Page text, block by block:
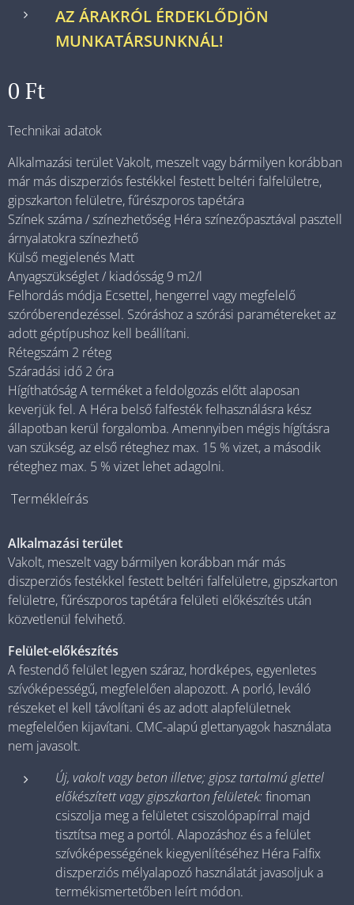
AZ ÁRAKRÓL ÉRDEKLŐDJÖN
MUNKATÁRSUNKNÁL!
0 Ft
Technikai adatok
Alkalmazási terület Vakolt, meszelt vagy bármilyen korábban
már más diszperziós festékkel festett beltéri falfelületre,
gipszkarton felületre, fűrészporos tapétára
Színek száma / színezhetőség Héra színezőpasztával pasztell
árnyalatokra színezhető
Külső megjelenés Matt
Anyagszükséglet / kiadósság 9 m2/l
Felhordás módja Ecsettel, hengerrel vagy megfelelő
szóróberendezéssel. Szóráshoz a szórási paramétereket az
adott géptípushoz kell beállítani.
Rétegszám 2 réteg
Száradási idő 2 óra
Hígíthatóság A terméket a feldolgozás előtt alaposan
keverjük fel. A Héra belső falfesték felhasználásra kész
állapotban kerül forgalomba. Amennyiben mégis hígításra
van szükség, az első réteghez max. 15 % vizet, a második
réteghez max. 5 % vizet lehet adagolni.
Termékleírás
Alkalmazási terület
Vakolt, meszelt vagy bármilyen korábban már más
diszperziós festékkel festett beltéri falfelületre, gipszkarton
felületre, fűrészporos tapétára felületi előkészítés után
közvetlenül felvihető.
Felület-előkészítés
A festendő felület legyen száraz, hordképes, egyenletes
szívóképességű, megfelelően alapozott. A porló, leváló
részeket el kell távolítani és az adott alapfelületnek
megfelelően kijavítani. CMC-alapú glettanyagok használata
nem javasolt.
Új, vakolt vagy beton illetve; gipsz tartalmú glettel
előkészített vagy gipszkarton felületek: finoman
csiszolja meg a felületet csiszolópapírral majd
tisztítsa meg a portól. Alapozáshoz és a felület
szívóképességének kiegyenlítéséhez Héra Falfix
diszperziós mélyalapozó használatát javasoljuk a
termékismertetőben leírt módon.